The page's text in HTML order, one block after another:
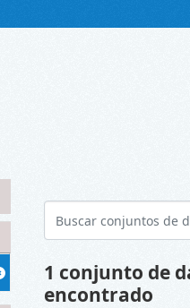
1 conjunto de
encontrado